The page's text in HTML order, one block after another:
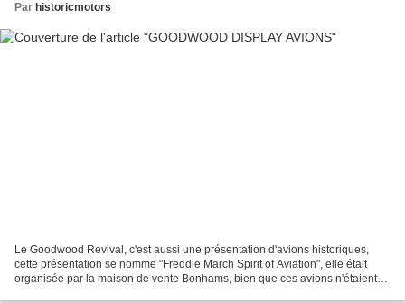
Par historicmotors
Le Goodwood Revival, c'est aussi une présentation d'avions historiques,
cette présentation se nomme "Freddie March Spirit of Aviation", elle était
organisée par la maison de vente Bonhams, bien que ces avions n'étaient